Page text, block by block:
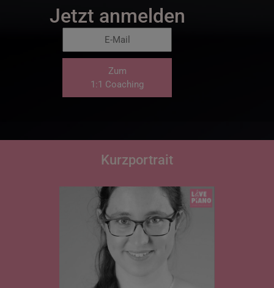
Jetzt anmelden
Zum
1:1 Coaching
Kurzportrait